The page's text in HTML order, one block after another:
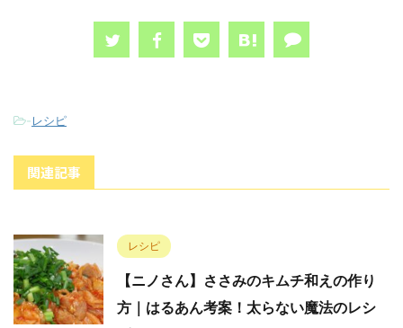
-レシピ
関連記事
レシピ
【ニノさん】ささみのキムチ和えの作り
方｜はるあん考案！太らない魔法のレシ